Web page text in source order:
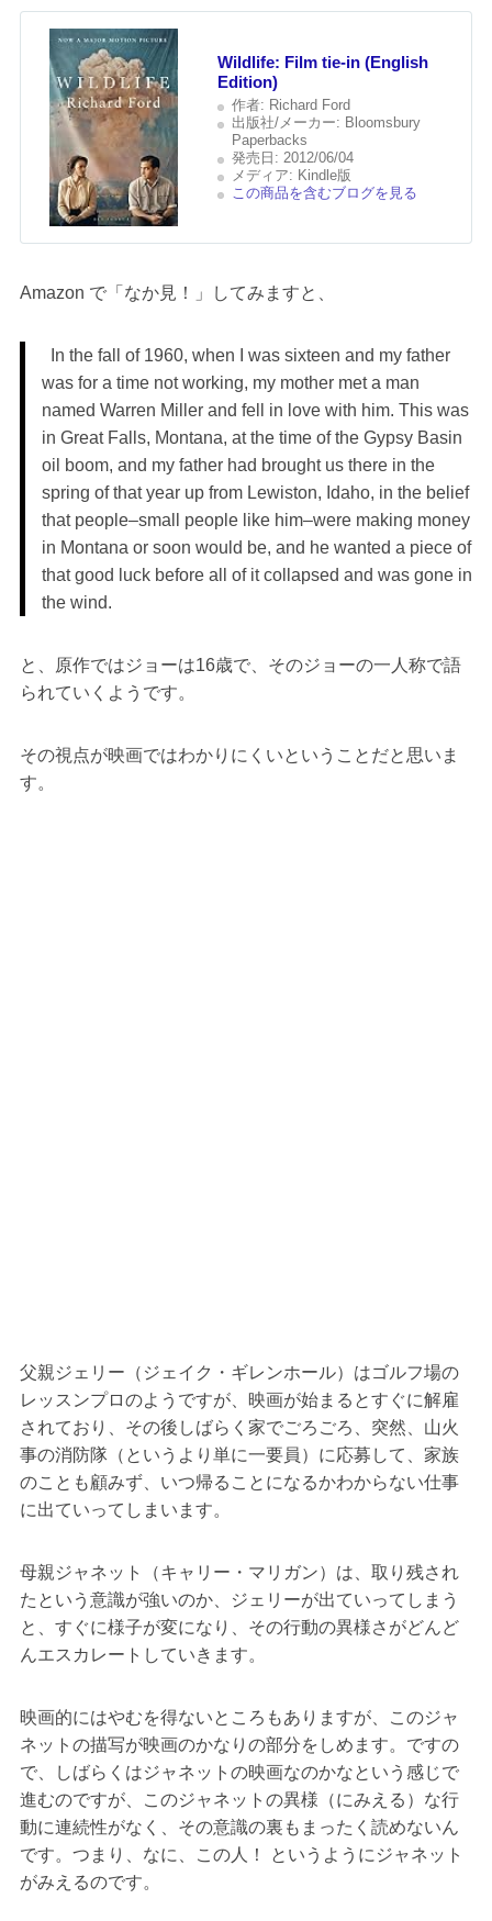
Wildlife: Film tie-in (English
Edition)
作者: Richard Ford
出版社/メーカー: Bloomsbury
Paperbacks
発売日: 2012/06/04
メディア: Kindle版
この商品を含むブログを見る
Amazon で「なか見！」してみますと、
In the fall of 1960, when I was sixteen and my father
was for a time not working, my mother met a man
named Warren Miller and fell in love with him. This was
in Great Falls, Montana, at the time of the Gypsy Basin
oil boom, and my father had brought us there in the
spring of that year up from Lewiston, Idaho, in the belief
that people–small people like him–were making money
in Montana or soon would be, and he wanted a piece of
that good luck before all of it collapsed and was gone in
the wind.
と、原作ではジョーは16歳で、そのジョーの一人称で語
られていくようです。
その視点が映画ではわかりにくいということだと思いま
す。
父親ジェリー（ジェイク・ギレンホール）はゴルフ場の
レッスンプロのようですが、映画が始まるとすぐに解雇
されており、その後しばらく家でごろごろ、突然、山火
事の消防隊（というより単に一要員）に応募して、家族
のことも顧みず、いつ帰ることになるかわからない仕事
に出ていってしまいます。
母親ジャネット（キャリー・マリガン）は、取り残され
たという意識が強いのか、ジェリーが出ていってしまう
と、すぐに様子が変になり、その行動の異様さがどんど
んエスカレートしていきます。
映画的にはやむを得ないところもありますが、このジャ
ネットの描写が映画のかなりの部分をしめます。ですの
で、しばらくはジャネットの映画なのかなという感じで
進むのですが、このジャネットの異様（にみえる）な行
動に連続性がなく、その意識の裏もまったく読めないん
です。つまり、なに、この人！ というようにジャネット
がみえるのです。